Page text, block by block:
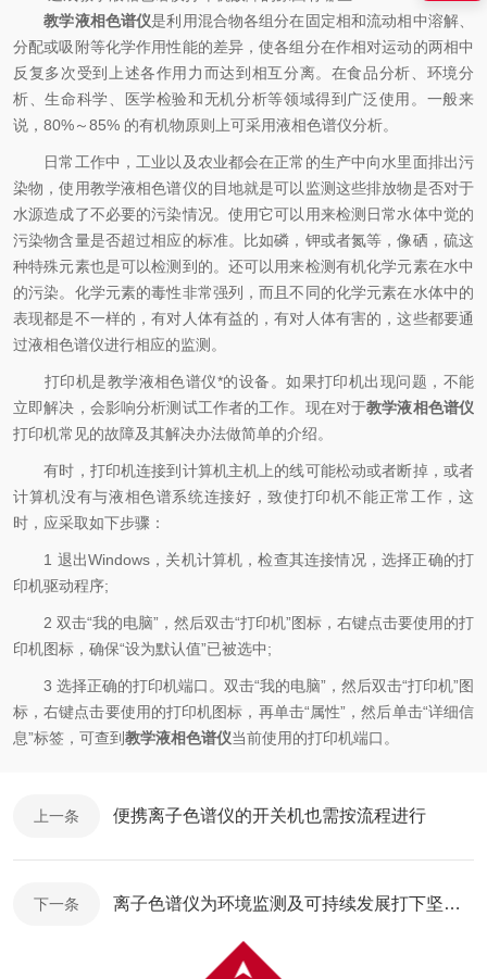
教学液相色谱仪是利用混合物各组分在固定相和流动相中溶解、
分配或吸附等化学作用性能的差异，使各组分在作相对运动的两相中
反复多次受到上述各作用力而达到相互分离。在食品分析、环境分
析、生命科学、医学检验和无机分析等领域得到广泛使用。一般来
说，80%～85% 的有机物原则上可采用液相色谱仪分析。
日常工作中，工业以及农业都会在正常的生产中向水里面排出污
染物，使用教学液相色谱仪的目地就是可以监测这些排放物是否对于
水源造成了不必要的污染情况。使用它可以用来检测日常水体中觉的
污染物含量是否超过相应的标准。比如磷，钾或者氮等，像硒，硫这
种特殊元素也是可以检测到的。还可以用来检测有机化学元素在水中
的污染。化学元素的毒性非常强列，而且不同的化学元素在水体中的
表现都是不一样的，有对人体有益的，有对人体有害的，这些都要通
过液相色谱仪进行相应的监测。
打印机是教学液相色谱仪*的设备。如果打印机出现问题，不能
立即解决，会影响分析测试工作者的工作。现在对于教学液相色谱仪
打印机常见的故障及其解决办法做简单的介绍。
有时，打印机连接到计算机主机上的线可能松动或者断掉，或者
计算机没有与液相色谱系统连接好，致使打印机不能正常工作，这
时，应采取如下步骤：
1 退出Windows，关机计算机，检查其连接情况，选择正确的打
印机驱动程序;
2 双击“我的电脑”，然后双击“打印机”图标，右键点击要使用的打
印机图标，确保“设为默认值”已被选中;
3 选择正确的打印机端口。双击“我的电脑”，然后双击“打印机”图
标，右键点击要使用的打印机图标，再单击“属性”，然后单击“详细信
息”标签，可查到 教学液相色谱仪当前使用的打印机端口。
上一条 便携离子色谱仪的开关机也需按流程进行
下一条 离子色谱仪为环境监测及可持续发展打下坚实的基础